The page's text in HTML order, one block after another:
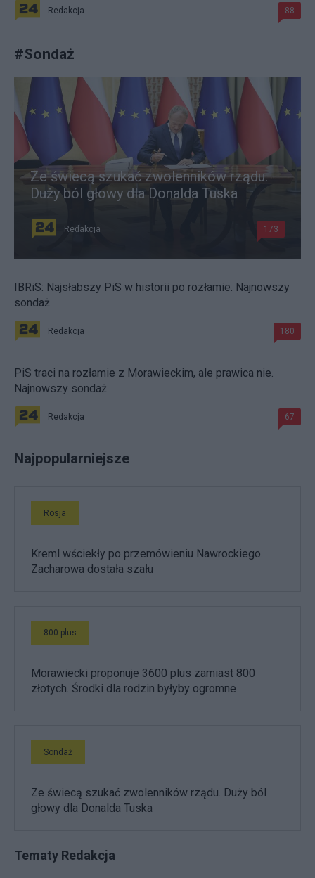
Redakcja 88
#Sondaż
Ze świecą szukać zwolenników rządu.
Duży ból głowy dla Donalda Tuska
Redakcja 173
IBRiS: Najsłabszy PiS w historii po rozłamie. Najnowszy
sondaż
Redakcja 180
PiS traci na rozłamie z Morawieckim, ale prawica nie.
Najnowszy sondaż
Redakcja 67
Najpopularniejsze
Rosja
Kreml wściekły po przemówieniu Nawrockiego.
Zacharowa dostała szału
800 plus
Morawiecki proponuje 3600 plus zamiast 800
złotych. Środki dla rodzin byłyby ogromne
Sondaż
Ze świecą szukać zwolenników rządu. Duży ból
głowy dla Donalda Tuska
Tematy Redakcja